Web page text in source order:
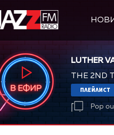
LUTHER
THE 2ND
ПЛЕЙЛИСТ
Pop